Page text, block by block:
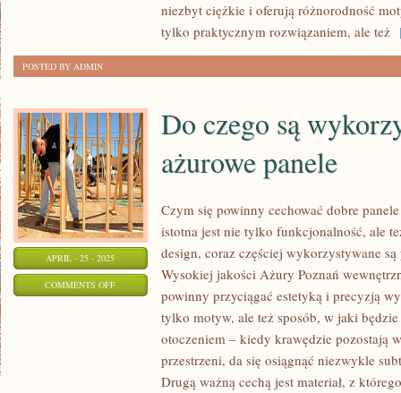
niezbyt ciężkie i oferują różnorodność
tylko praktycznym rozwiązaniem, ale też
POSTED BY ADMIN
APRIL - 25 - 2025
COMMENTS OFFON
Do czego są
ażurowe panele
Czym się powinny cechować dobre
istotna jest nie tylko funkcjonalność, ale
design, coraz częściej wykorzystywane
Wysokiej jakości Ażury Poznań
powinny przyciągać estetyką i precyzją
tylko motyw, ale też sposób, w jaki będzie
otoczeniem – kiedy krawędzie pozostają
przestrzeni, da się osiągnąć niezwykle
Drugą ważną cechą jest materiał, z